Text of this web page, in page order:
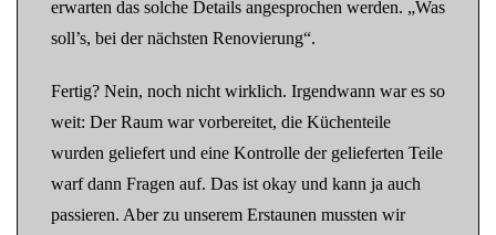
erwarten das solche Details angesprochen werden. „Was
soll’s, bei der nächsten Renovierung“.
Fertig? Nein, noch nicht wirklich. Irgendwann war es so
weit: Der Raum war vorbereitet, die Küchenteile
wurden geliefert und eine Kontrolle der gelieferten Teile
warf dann Fragen auf. Das ist okay und kann ja auch
passieren. Aber zu unserem Erstaunen mussten wir